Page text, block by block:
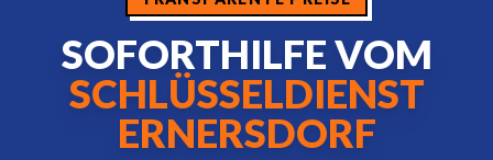
SOFORTHILFE VOM
SCHLÜSSELDIENST
ERNERSDORF